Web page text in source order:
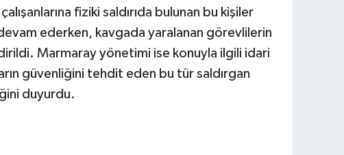
fiziki saldırıda bulunan bu kişiler
ederken, kavgada yaralanan görevlilerin
Marmaray yönetimi ise konuyla ilgili idari
güvenliğini tehdit eden bu tür saldırgan
duyurdu.